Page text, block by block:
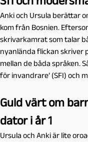
Anki och Ursula berättar
kom från Bosnien.
skrivarkamrat som talar
nyanlända flickan skriver
mellan de båda språken.
för invandrare’ (SFI) och
Guld värt om
dator i år 1
Ursula och Anki är lite